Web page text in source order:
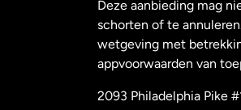
Deze aanbieding mag
schorten of te
wetgeving met
appvoorwaarden van
2093 Philadelphia Pike